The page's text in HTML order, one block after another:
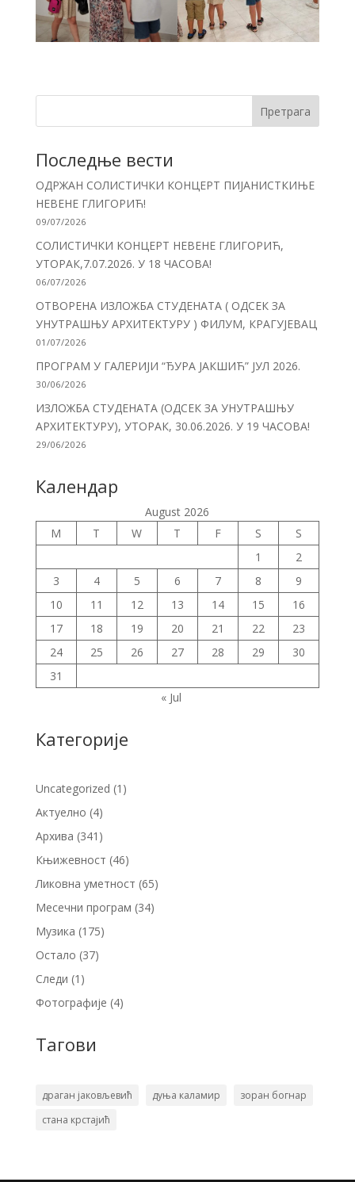
Претрага
Последње вести
ОДРЖАН СОЛИСТИЧКИ КОНЦЕРТ ПИЈАНИСТКИЊЕ
НЕВЕНЕ ГЛИГОРИЋ!
09/07/2026
СОЛИСТИЧКИ КОНЦЕРТ НЕВЕНЕ ГЛИГОРИЋ,
УТОРАК,7.07.2026. У 18 ЧАСОВА!
06/07/2026
ОТВОРЕНА ИЗЛОЖБА СТУДЕНАТА ( ОДСЕК ЗА
УНУТРАШЊУ АРХИТЕКТУРУ ) ФИЛУМ, КРАГУЈЕВАЦ
01/07/2026
ПРОГРАМ У ГАЛЕРИЈИ “ЂУРА ЈАКШИЋ” ЈУЛ 2026.
30/06/2026
ИЗЛОЖБА СТУДЕНАТА (ОДСЕК ЗА УНУТРАШЊУ
АРХИТЕКТУРУ), УТОРАК, 30.06.2026. У 19 ЧАСОВА!
29/06/2026
Календар
August 2026
M
T W T F S
S
1
2
3
4 5 6 7 8
9
10
11 12 13 14 15
16
17
18 19 20 21 22
23
24
25 26 27 28 29
30
31
« Jul
Категорије
Uncategorized (1)
Актуелно (4)
Архива (341)
Књижевност (46)
Ликовна уметност (65)
Месечни програм (34)
Музика (175)
Остало (37)
Следи (1)
Фотографије (4)
Тагови
драган јаковљевић дуња каламир
зоран богнар
стана крстајић